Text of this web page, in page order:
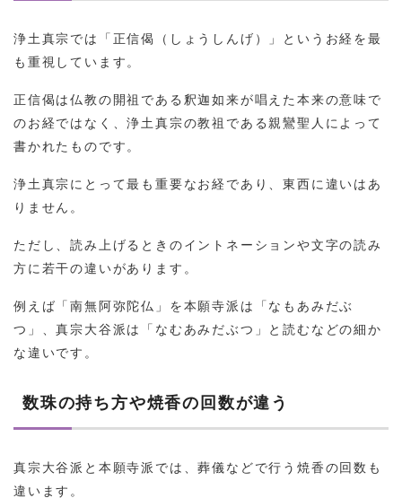
浄土真宗では「正信偈（しょうしんげ）」というお経を最
も重視しています。
正信偈は仏教の開祖である釈迦如来が唱えた本来の意味で
のお経ではなく、浄土真宗の教祖である親鸞聖人によって
書かれたものです。
浄土真宗にとって最も重要なお経であり、東西に違いはあ
りません。
ただし、読み上げるときのイントネーションや文字の読み
方に若干の違いがあります。
例えば「南無阿弥陀仏」を本願寺派は「なもあみだぶ
つ」、真宗大谷派は「なむあみだぶつ」と読むなどの細か
な違いです。
数珠の持ち方や焼香の回数が違う
真宗大谷派と本願寺派では、葬儀などで行う焼香の回数も
違います。